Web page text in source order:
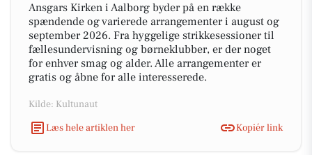
Ansgars Kirken i Aalborg byder på en række
spændende og varierede arrangementer i august og
september 2026. Fra hyggelige strikkesessioner til
fællesundervisning og børneklubber, er der noget
for enhver smag og alder. Alle arrangementer er
gratis og åbne for alle interesserede.
Kilde: Kultunaut
Læs hele artiklen her
Kopiér link